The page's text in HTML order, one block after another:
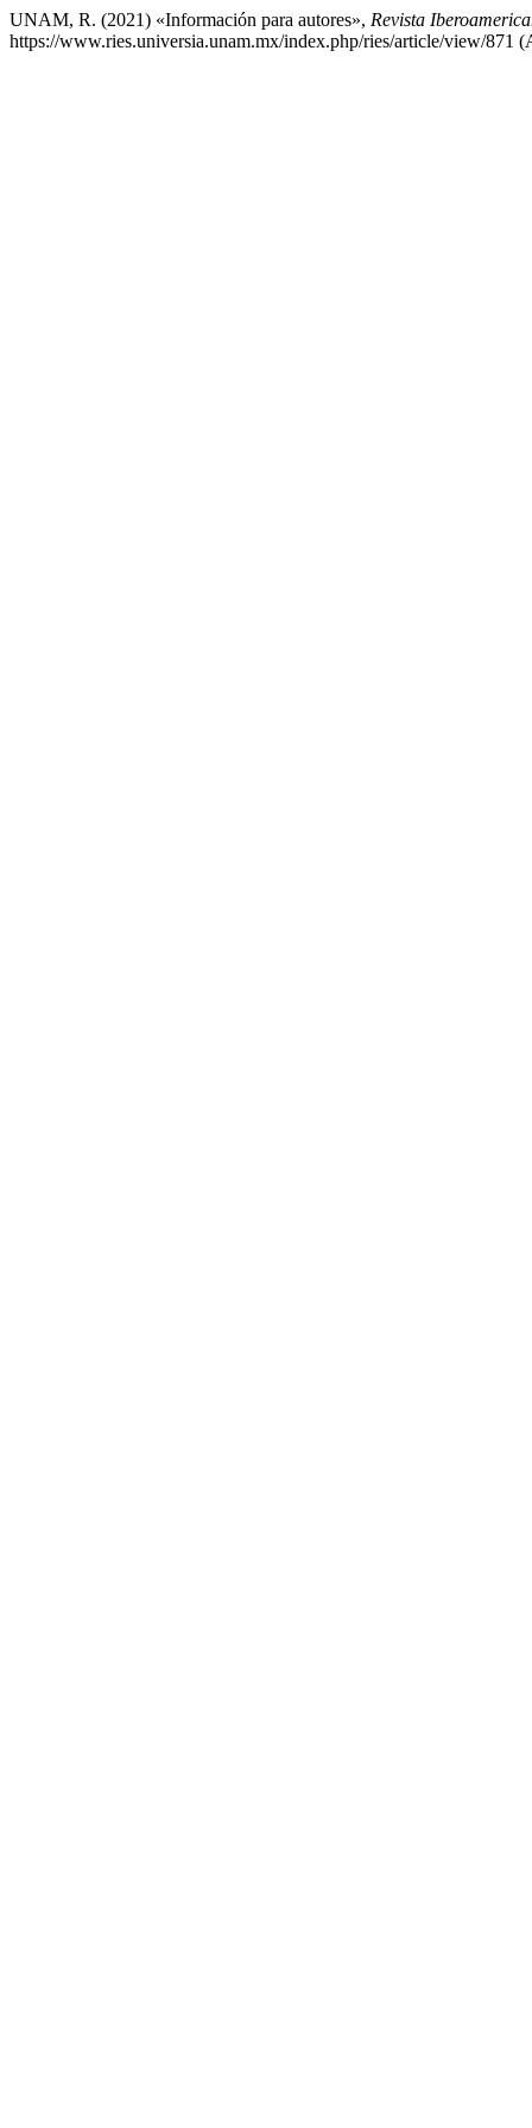
UNAM, R. (2021) «Información para autores», Revista
https://www.ries.universia.unam.mx/index.php/ries/article/view/871